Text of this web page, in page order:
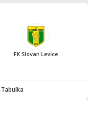
FK Slovan Levice
Tabuľka